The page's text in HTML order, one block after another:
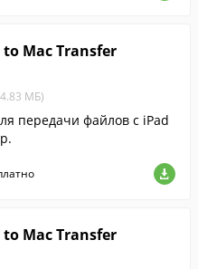
Mac Transfer
МБ)
передачи файлов с iPad
Mac Transfer